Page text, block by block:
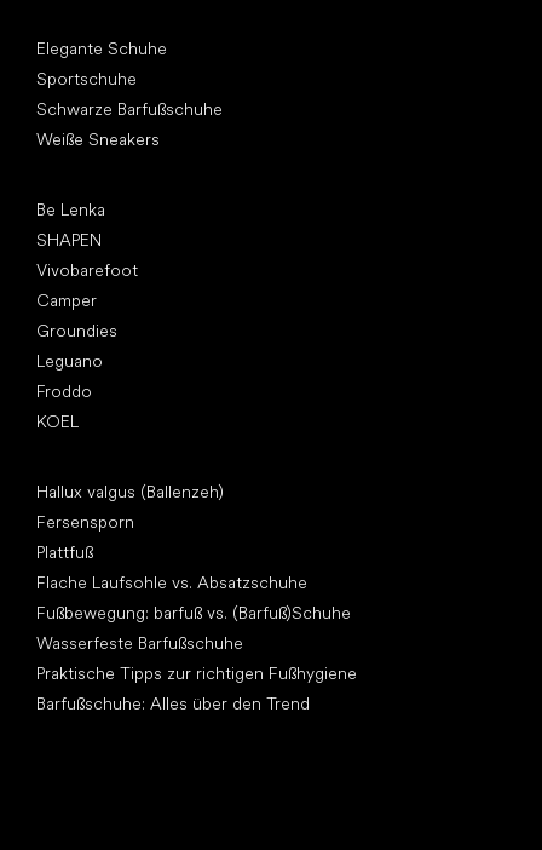
Elegante Schuhe
Sportschuhe
Schwarze Barfußschuhe
Weiße Sneakers
Be Lenka
SHAPEN
Vivobarefoot
Camper
Groundies
Leguano
Froddo
KOEL
Hallux valgus (Ballenzeh)
Fersensporn
Plattfuß
Flache Laufsohle vs. Absatzschuhe
Fußbewegung: barfuß vs. (Barfuß)Schuhe
Wasserfeste Barfußschuhe
Praktische Tipps zur richtigen Fußhygiene
Barfußschuhe: Alles über den Trend